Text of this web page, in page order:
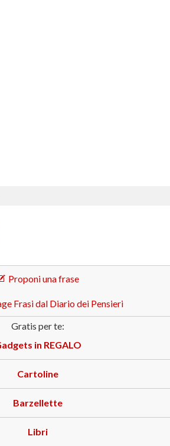
Proponi una frase
Frasi dal Diario dei Pensieri
Gratis per te:
in REGALO
Cartoline
Barzellette
Libri